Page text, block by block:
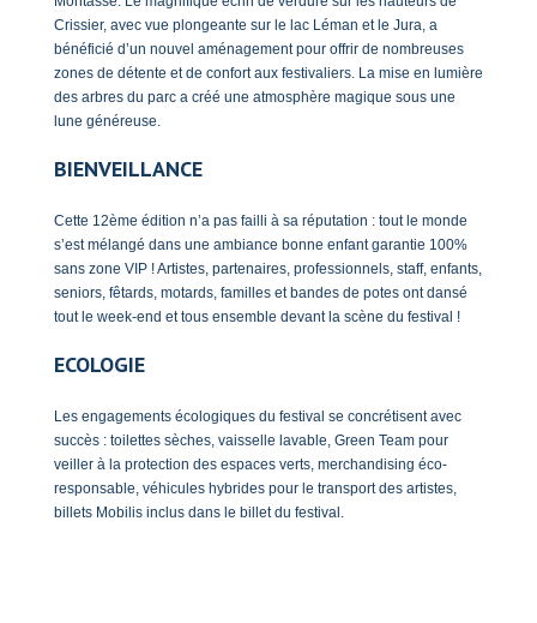
Crissier, avec vue plongeante sur le lac Léman et le Jura, a
bénéficié d’un nouvel aménagement pour offrir de nombreuses
zones de détente et de confort aux festivaliers. La mise en lumière
des arbres du parc a créé une atmosphère magique sous une
lune généreuse.
BIENVEILLANCE
Cette 12ème édition n’a pas failli à sa réputation : tout le monde
s’est mélangé dans une ambiance bonne enfant garantie 100%
sans zone VIP ! Artistes, partenaires, professionnels, staff, enfants,
seniors, fêtards, motards, familles et bandes de potes ont dansé
tout le week-end et tous ensemble devant la scène du festival !
ECOLOGIE
Les engagements écologiques du festival se concrétisent avec
succès : toilettes sèches, vaisselle lavable, Green Team pour
veiller à la protection des espaces verts, merchandising éco-
responsable, véhicules hybrides pour le transport des artistes,
billets Mobilis inclus dans le billet du festival.